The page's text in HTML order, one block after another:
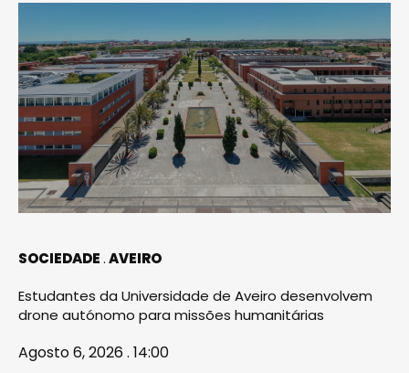
SOCIEDADE AVEIRO
Estudantes da Universidade de Aveiro desenvolvem
drone autónomo para missões humanitárias
Agosto 6, 2026 . 14:00